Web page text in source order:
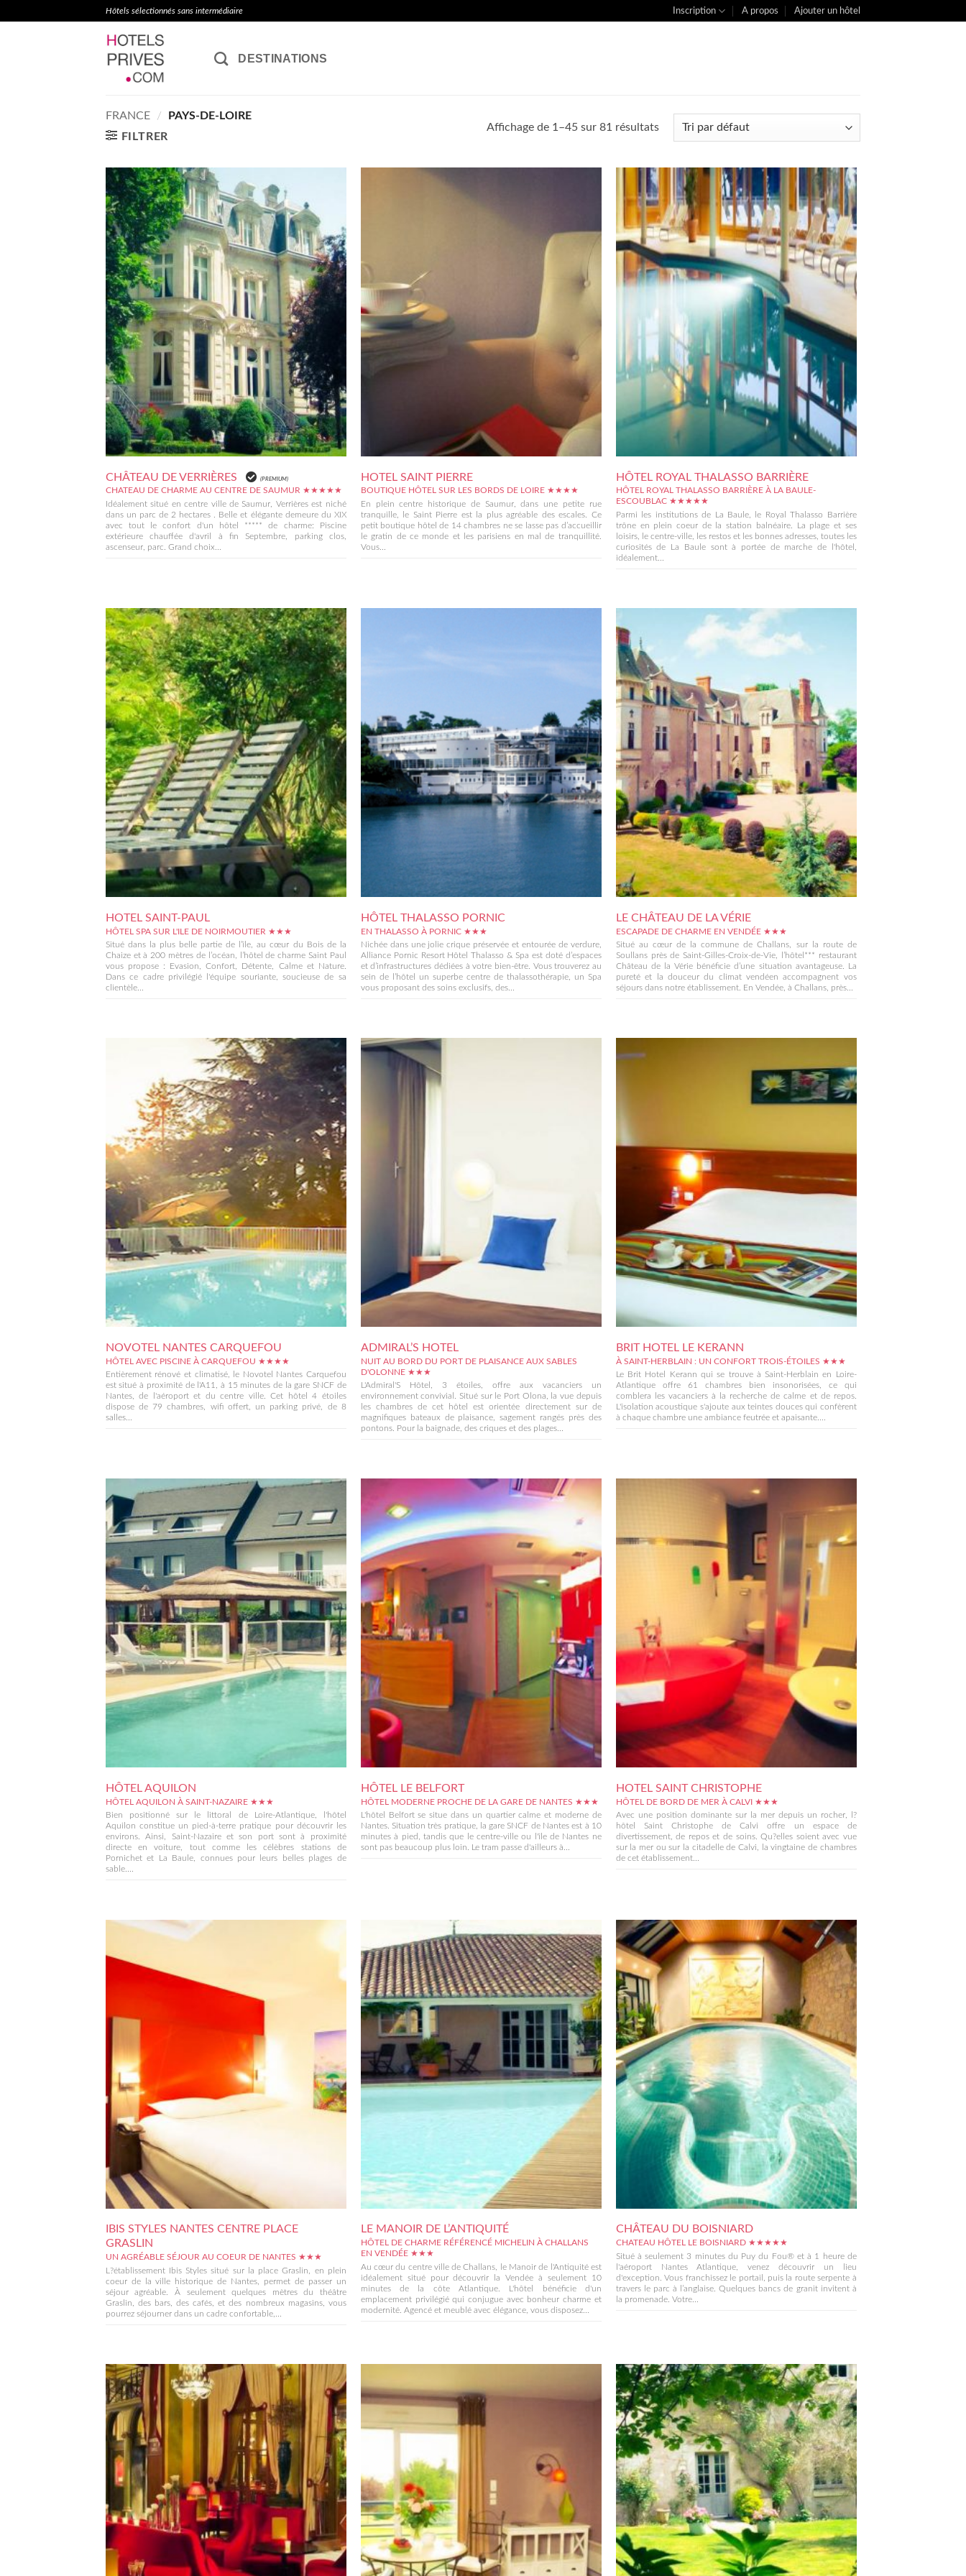
Hôtels sélectionnés sans intermédiaire Inscription A propos Ajouter un hôtel
DESTINATIONS
FRANCE /
PAYS-DE-LOIRE
FILTRER
Affichage de 1–45 sur 81 résultats
CHÂTEAU DE VERRIÈRES (PREMIUM)
CHATEAU DE CHARME AU CENTRE DE SAUMUR ★★★★★
Idéalement situé en centre ville de Saumur, Verrières est niché
dans un parc de 2 hectares . Belle et élégante demeure du XIX
avec tout le confort d'un hôtel ***** de charme: Piscine
extérieure chauffée d'avril à fin Septembre, parking clos,
ascenseur, parc. Grand choix...
HOTEL SAINT PIERRE
BOUTIQUE HÔTEL SUR LES BORDS DE LOIRE ★★★★
En plein centre historique de Saumur, dans une petite rue
tranquille, le Saint Pierre est la plus agréable des escales. Ce
petit boutique hôtel de 14 chambres ne se lasse pas d’accueillir
le gratin de ce monde et les parisiens en mal de tranquillité.
Vous...
HÔTEL ROYAL THALASSO BARRIÈRE
HÔTEL ROYAL THALASSO BARRIÈRE À LA BAULE-
ESCOUBLAC ★★★★★
Parmi les institutions de La Baule, le Royal Thalasso Barrière
trône en plein coeur de la station balnéaire. La plage et ses
loisirs, le centre-ville, les restos et les bonnes adresses, toutes les
curiosités de La Baule sont à portée de marche de l'hôtel,
idéalement...
HOTEL SAINT-PAUL
HÔTEL SPA SUR L'ILE DE NOIRMOUTIER ★★★
Situé dans la plus belle partie de l’île, au cœur du Bois de la
Chaize et à 200 mètres de l’océan, l’hôtel de charme Saint Paul
vous propose : Evasion, Confort, Détente, Calme et Nature.
Dans ce cadre privilégié l'équipe souriante, soucieuse de sa
clientèle...
HÔTEL THALASSO PORNIC
EN THALASSO À PORNIC ★★★
Nichée dans une jolie crique préservée et entourée de verdure,
Alliance Pornic Resort Hôtel Thalasso & Spa est doté d’espaces
et d’infrastructures dédiées à votre bien-être. Vous trouverez au
sein de l’hôtel un superbe centre de thalassothérapie, un Spa
vous proposant des soins exclusifs, des...
LE CHÂTEAU DE LA VÉRIE
ESCAPADE DE CHARME EN VENDÉE ★★★
Situé au cœur de la commune de Challans, sur la route de
Soullans près de Saint-Gilles-Croix-de-Vie, l’hôtel*** restaurant
Château de la Vérie bénéficie d’une situation avantageuse. La
pureté et la douceur du climat vendéen accompagnent vos
séjours dans notre établissement. En Vendée, à Challans, près...
NOVOTEL NANTES CARQUEFOU
HÔTEL AVEC PISCINE À CARQUEFOU ★★★★
Entièrement rénové et climatisé, le Novotel Nantes Carquefou
est situé à proximité de l'A11, à 15 minutes de la gare SNCF de
Nantes, de l'aéroport et du centre ville. Cet hôtel 4 étoiles
dispose de 79 chambres, wifi offert, un parking privé, de 8
salles...
ADMIRAL’S HOTEL
NUIT AU BORD DU PORT DE PLAISANCE AUX SABLES
D'OLONNE ★★★
L'Admiral'S Hôtel, 3 étoiles, offre aux vacanciers un
environnement convivial. Situé sur le Port Olona, la vue depuis
les chambres de cet hôtel est orientée directement sur de
magnifiques bateaux de plaisance, sagement rangés près des
pontons. Pour la baignade, des criques et des plages...
BRIT HOTEL LE KERANN
À SAINT-HERBLAIN : UN CONFORT TROIS-ÉTOILES ★★★
Le Brit Hotel Kerann qui se trouve à Saint-Herblain en Loire-
Atlantique offre 61 chambres bien insonorisées, ce qui
comblera les vacanciers à la recherche de calme et de repos.
L'isolation acoustique s'ajoute aux teintes douces qui confèrent
à chaque chambre une ambiance feutrée et apaisante....
HÔTEL AQUILON
HÔTEL AQUILON À SAINT-NAZAIRE ★★★
Bien positionné sur le littoral de Loire-Atlantique, l'hôtel
Aquilon constitue un pied-à-terre pratique pour découvrir les
environs. Ainsi, Saint-Nazaire et son port sont à proximité
directe en voiture, tout comme les célèbres stations de
Pornichet et La Baule, connues pour leurs belles plages de
sable....
HÔTEL LE BELFORT
HÔTEL MODERNE PROCHE DE LA GARE DE NANTES ★★★
L'hôtel Belfort se situe dans un quartier calme et moderne de
Nantes. Situation très pratique, la gare SNCF de Nantes est à 10
minutes à pied, tandis que le centre-ville ou l'île de Nantes ne
sont pas beaucoup plus loin. Le tram passe d'ailleurs à...
HOTEL SAINT CHRISTOPHE
HÔTEL DE BORD DE MER À CALVI ★★★
Avec une position dominante sur la mer depuis un rocher, l?
hôtel Saint Christophe de Calvi offre un espace de
divertissement, de repos et de soins. Qu?elles soient avec vue
sur la mer ou sur la citadelle de Calvi, la vingtaine de chambres
de cet établissement...
IBIS STYLES NANTES CENTRE PLACE
GRASLIN
UN AGRÉABLE SÉJOUR AU COEUR DE NANTES ★★★
L?établissement Ibis Styles situé sur la place Graslin, en plein
coeur de la ville historique de Nantes, permet de passer un
séjour agréable. À seulement quelques mètres du théâtre
Graslin, des bars, des cafés, et des nombreux magasins, vous
pourrez séjourner dans un cadre confortable,...
LE MANOIR DE L’ANTIQUITÉ
HÔTEL DE CHARME RÉFÉRENCÉ MICHELIN À CHALLANS
EN VENDÉE ★★★
Au cœur du centre ville de Challans, le Manoir de l'Antiquité est
idéalement situé pour découvrir la Vendée à seulement 10
minutes de la côte Atlantique. L'hôtel bénéficie d'un
emplacement privilégié qui conjugue avec bonheur charme et
modernité. Agencé et meublé avec élégance, vous disposez...
CHÂTEAU DU BOISNIARD
CHATEAU HÔTEL LE BOISNIARD ★★★★★
Situé à seulement 3 minutes du Puy du Fou® et à 1 heure de
l'aéroport Nantes Atlantique, venez découvrir un lieu
d'exception. Vous franchissez le portail, puis la route serpente à
travers le parc à l’anglaise. Quelques bancs de granit invitent à
la promenade. Votre...